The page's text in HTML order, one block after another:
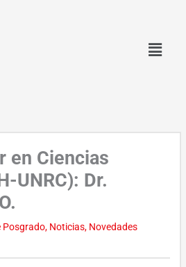
en Ciencias
UNRC): Dr.
Posgrado, Noticias, Novedades